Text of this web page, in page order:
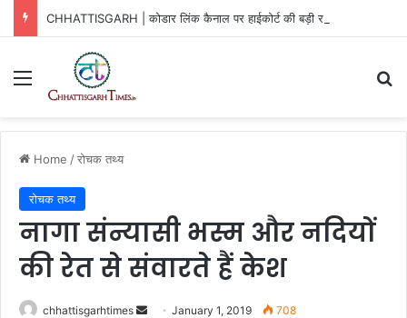
CHHATTISGARH | कोडार लिंक कैनाल पर हाईकोर्ट की बड़ी राहत
Menu
Home /रोचक तथ्य
रोचक तथ्य
नागा संन्यासी भस्म और नदियों
की रेत से संवारते हैं केश
chhattisgarhtimes
SendJanuary 1, 2019 708